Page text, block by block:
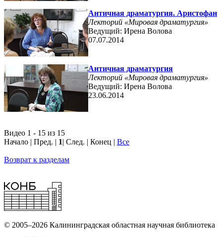
Античная драматургия. Аристофан
Лекторий «Мировая драматургия»
Ведущий: Ирена Волова
07.07.2014
Античная драматургия
Лекторий «Мировая драматургия»
Ведущий: Ирена Волова
23.06.2014
Видео 1 - 15 из 15
Начало | Пред. | 1| След. | Конец | Все
Возврат к разделам
© 2005–2026 Калининградская областная научная библиотека